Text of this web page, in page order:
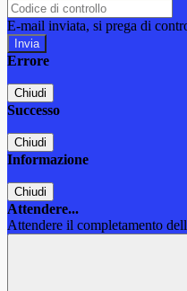
E-mail inviata, si prega di
Errore
Chiudi
Successo
Chiudi
Informazione
Chiudi
Attendere...
Attendere il completamento